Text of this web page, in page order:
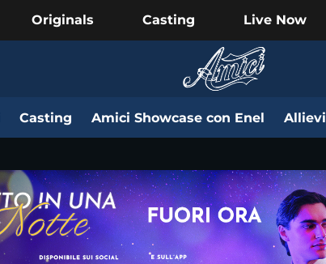
Originals Casting Live Now
Casting Amici Showcase con Enel Allievi